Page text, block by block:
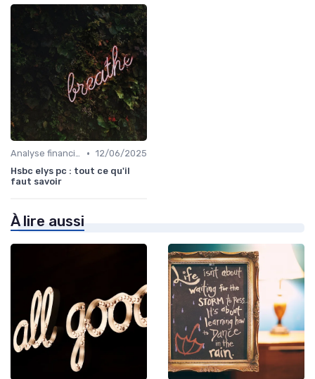
Analyse financière • 12/06/2025
Hsbc elys pc : tout ce qu'il
faut savoir
À lire aussi